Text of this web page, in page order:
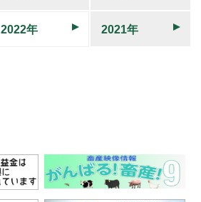
2022年 2021年